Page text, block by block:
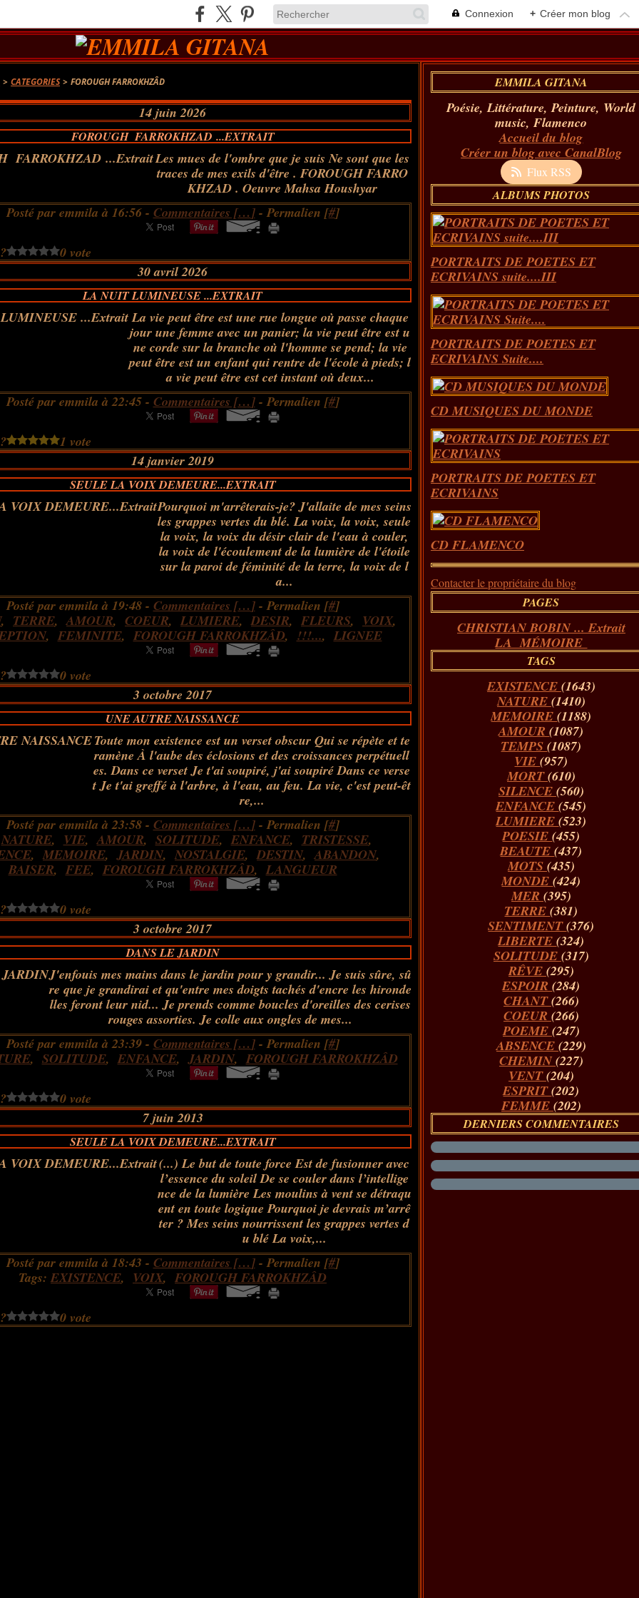
Connexion + Créer mon blog
> CATEGORIES > FOROUGH FARROKHZÂD
14 juin 2026
FOROUGH FARROKHZAD ...EXTRAIT
Les mues de l'ombre que je suis Ne sont que les
traces de mes exils d'être . FOROUGH FARRO
KHZAD . Oeuvre Mahsa Houshyar
Posté par emmila à 16:56 - Commentaires […]- Permalien [#]
0 vote
30 avril 2026
LA NUIT LUMINEUSE ...EXTRAIT
La vie peut être est une rue longue où passe chaque
jour une femme avec un panier; la vie peut être est u
ne corde sur la branche où l'homme se pend; la vie
peut être est un enfant qui rentre de l'école à pieds; l
a vie peut être est cet instant où deux...
Posté par emmila à 22:45 - Commentaires […]- Permalien [#]
1 vote
14 janvier 2019
SEULE LA VOIX DEMEURE...EXTRAIT
Pourquoi m'arrêterais-je? J'allaite de mes seins
les grappes vertes du blé. La voix, la voix, seule
la voix, la voix du désir clair de l'eau à couler,
la voix de l'écoulement de la lumière de l'étoile
sur la paroi de féminité de la terre, la voix de l
a...
Posté par emmila à 19:48 - Commentaires […]- Permalien [#]
, TERRE,AMOUR, COEUR, LUMIERE,DESIR, FLEURS, VOIX,
, FEMINITE, FOROUGH FARROKHZÂD, !!!..., LIGNEE
0 vote
3 octobre 2017
UNE AUTRE NAISSANCE
Toute mon existence est un verset obscur Qui se répète et te
ramène À l'aube des éclosions et des croissances perpétuell
es. Dans ce verset Je t'ai soupiré, j'ai soupiré Dans ce verse
t Je t'ai greffé à l'arbre, à l'eau, au feu. La vie, c'est peut-êt
re,...
Posté par emmila à 23:58 - Commentaires […]- Permalien [#]
NATURE, VIE,AMOUR, SOLITUDE, ENFANCE, TRISTESSE,
, MEMOIRE,JARDIN, NOSTALGIE,DESTIN,ABANDON,
BAISER, FEE, FOROUGH FARROKHZÂD, LANGUEUR
0 vote
3 octobre 2017
DANS LE JARDIN
J'enfouis mes mains dans le jardin pour y grandir... Je suis sûre, sû
re que je grandirai et qu'entre mes doigts tachés d'encre les hironde
lles feront leur nid... Je prends comme boucles d'oreilles des cerises
rouges assorties. Je colle aux ongles de mes...
Posté par emmila à 23:39 - Commentaires […]- Permalien [#]
, SOLITUDE, ENFANCE,JARDIN, FOROUGH FARROKHZÂD
0 vote
7 juin 2013
SEULE LA VOIX DEMEURE...EXTRAIT
(...) Le but de toute force Est de fusionner avec
l’essence du soleil De se couler dans l’intellige
nce de la lumière Les moulins à vent se détraqu
ent en toute logique Pourquoi je devrais m’arrê
ter ? Mes seins nourrissent les grappes vertes d
u blé La voix,...
Posté par emmila à 18:43 - Commentaires […]- Permalien [#]
Tags: EXISTENCE, VOIX, FOROUGH FARROKHZÂD
0 vote
EMMILA GITANA
Poésie, Littérature, Peinture, World
music, Flamenco
Accueil du blog
Créer un blog avec CanalBlog
Flux RSS
ALBUMS PHOTOS
PORTRAITS DE POETES ET
ECRIVAINS suite....III
PORTRAITS DE POETES ET
ECRIVAINS Suite....
CD MUSIQUES DU MONDE
PORTRAITS DE POETES ET
ECRIVAINS
CD FLAMENCO
Contacter le propriétaire du blog
PAGES
CHRISTIAN BOBIN ... Extrait
LA MÉMOIRE
TAGS
EXISTENCE (1643)
NATURE (1410)
MEMOIRE(1188)
AMOUR(1087)
TEMPS(1087)
VIE(957)
MORT(610)
SILENCE (560)
ENFANCE(545)
LUMIERE(523)
POESIE(455)
BEAUTE(437)
MOTS (435)
MONDE(424)
MER (395)
TERRE(381)
SENTIMENT(376)
LIBERTE(324)
SOLITUDE (317)
RÊVE (295)
ESPOIR(284)
CHANT(266)
COEUR (266)
POEME (247)
ABSENCE (229)
CHEMIN(227)
VENT(204)
ESPRIT(202)
FEMME (202)
DERNIERS COMMENTAIRES